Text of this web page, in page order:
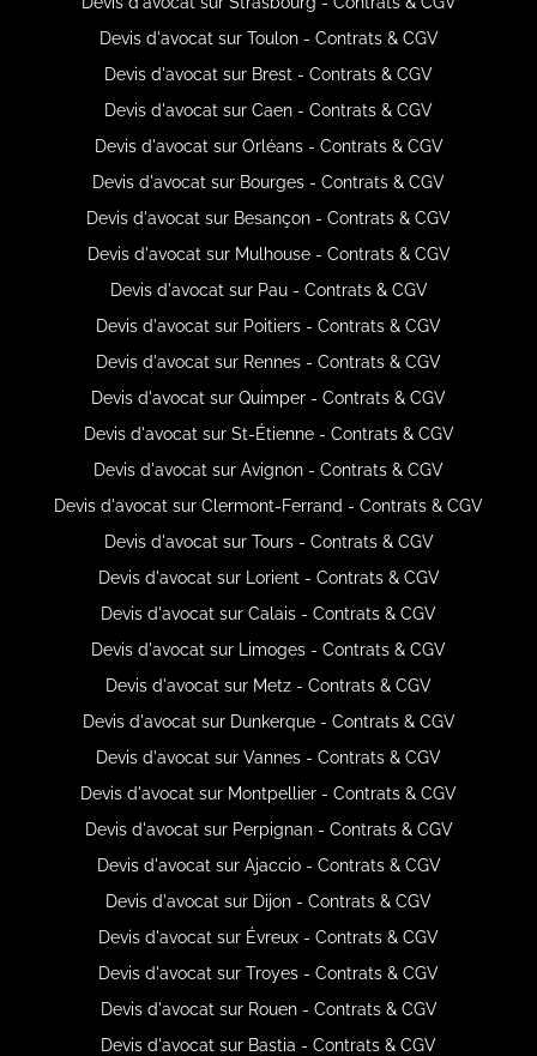
Devis d'avocat sur Toulon - Contrats & CGV
Devis d'avocat sur Brest - Contrats & CGV
Devis d'avocat sur Caen - Contrats & CGV
Devis d'avocat sur Orléans - Contrats & CGV
Devis d'avocat sur Bourges - Contrats & CGV
Devis d'avocat sur Besançon - Contrats & CGV
Devis d'avocat sur Mulhouse - Contrats & CGV
Devis d'avocat sur Pau - Contrats & CGV
Devis d'avocat sur Poitiers - Contrats & CGV
Devis d'avocat sur Rennes - Contrats & CGV
Devis d'avocat sur Quimper - Contrats & CGV
Devis d'avocat sur St-Étienne - Contrats & CGV
Devis d'avocat sur Avignon - Contrats & CGV
Devis d'avocat sur Clermont-Ferrand - Contrats & CGV
Devis d'avocat sur Tours - Contrats & CGV
Devis d'avocat sur Lorient - Contrats & CGV
Devis d'avocat sur Calais - Contrats & CGV
Devis d'avocat sur Limoges - Contrats & CGV
Devis d'avocat sur Metz - Contrats & CGV
Devis d'avocat sur Dunkerque - Contrats & CGV
Devis d'avocat sur Vannes - Contrats & CGV
Devis d'avocat sur Montpellier - Contrats & CGV
Devis d'avocat sur Perpignan - Contrats & CGV
Devis d'avocat sur Ajaccio - Contrats & CGV
Devis d'avocat sur Dijon - Contrats & CGV
Devis d'avocat sur Évreux - Contrats & CGV
Devis d'avocat sur Troyes - Contrats & CGV
Devis d'avocat sur Rouen - Contrats & CGV
Devis d'avocat sur Bastia - Contrats & CGV